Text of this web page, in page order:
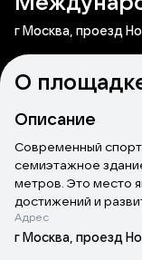
г Москва, проезд
О
Описание
Современный
семиэтажное
метров. Это место
достижений и
Это не просто
Адрес
г Москва, проезд